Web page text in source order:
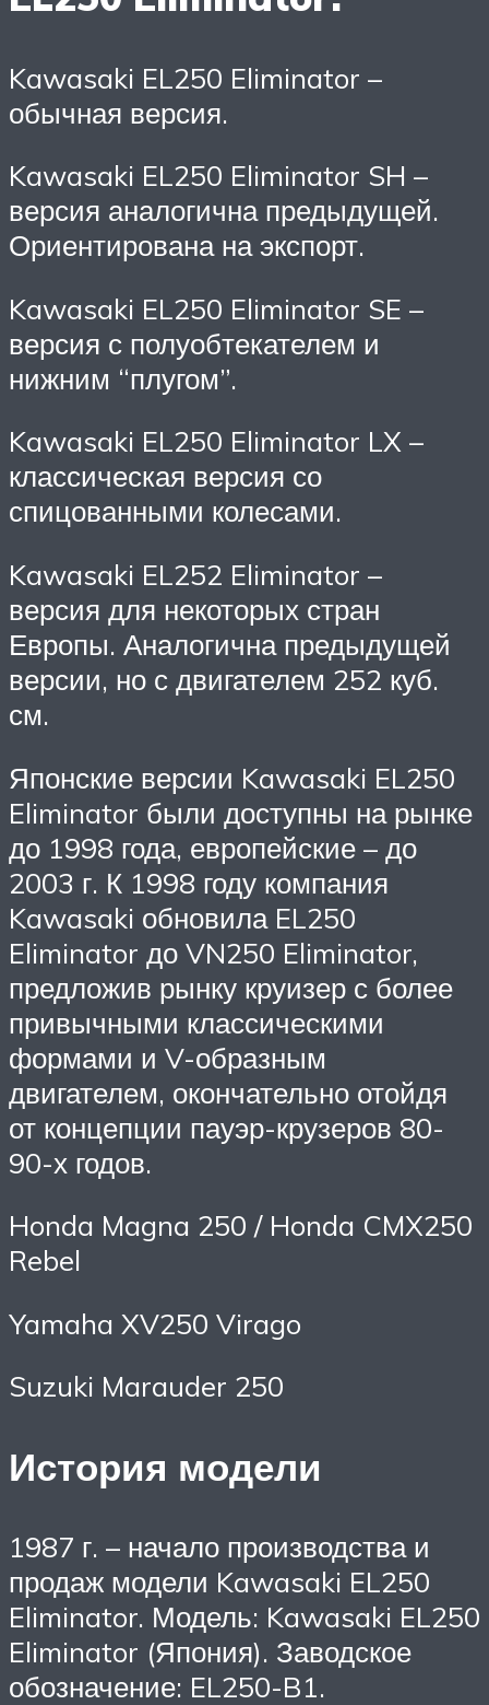
Kawasaki EL250 Eliminator –
обычная версия.
Kawasaki EL250 Eliminator SH –
версия аналогична предыдущей.
Ориентирована на экспорт.
Kawasaki EL250 Eliminator SE –
версия с полуобтекателем и
нижним “плугом”.
Kawasaki EL250 Eliminator LX –
классическая версия со
спицованными колесами.
Kawasaki EL252 Eliminator –
версия для некоторых стран
Европы. Аналогична предыдущей
версии, но с двигателем 252 куб.
см.
Японские версии Kawasaki EL250
Eliminator были доступны на рынке
до 1998 года, европейские – до
2003 г. К 1998 году компания
Kawasaki обновила EL250
Eliminator до VN250 Eliminator,
предложив рынку круизер с более
привычными классическими
формами и V-образным
двигателем, окончательно отойдя
от концепции пауэр-крузеров 80-
90-х годов.
Honda Magna 250 / Honda CMX250
Rebel
Yamaha XV250 Virago
Suzuki Marauder 250
История модели
1987 г. – начало производства и
продаж модели Kawasaki EL250
Eliminator. Модель: Kawasaki EL250
Eliminator (Япония). Заводское
обозначение: EL250-B1.